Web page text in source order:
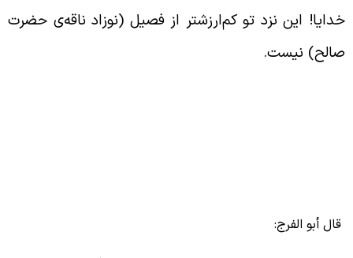
این نزد تو کم‌ارزشتر از فصیل (نوزاد ناقه‌ی حضرت
نیست.
أبو الفرج: